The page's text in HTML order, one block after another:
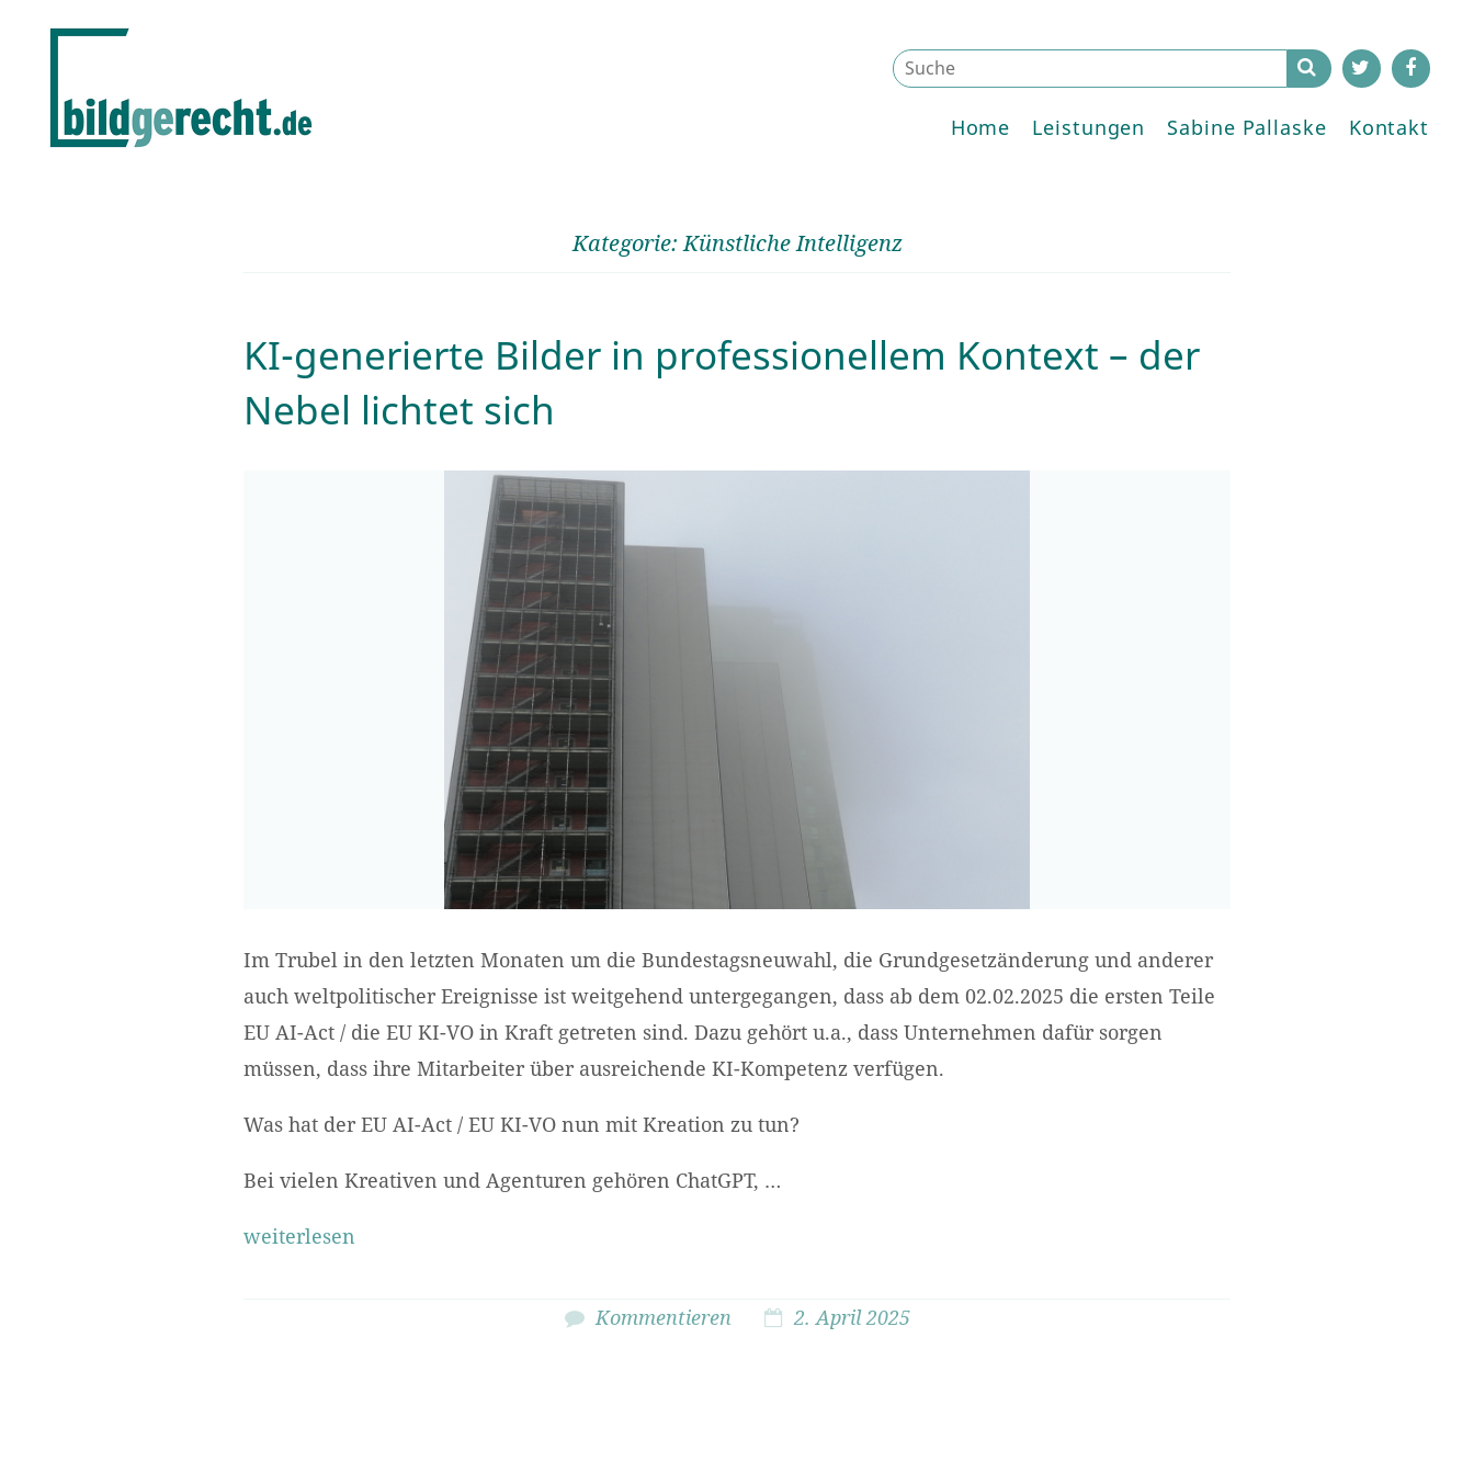
Home Leistungen Sabine Pallaske Kontakt
Kategorie: Künstliche Intelligenz
KI-generierte Bilder in professionellem Kontext – der
Nebel lichtet sich
Im Trubel in den letzten Monaten um die Bundestagsneuwahl, die Grundgesetzänderung und anderer
auch weltpolitischer Ereignisse ist weitgehend untergegangen, dass ab dem 02.02.2025 die ersten Teile
EU AI-Act / die EU KI-VO in Kraft getreten sind. Dazu gehört u.a., dass Unternehmen dafür sorgen
müssen, dass ihre Mitarbeiter über ausreichende KI-Kompetenz verfügen.
Was hat der EU AI-Act / EU KI-VO nun mit Kreation zu tun?
Bei vielen Kreativen und Agenturen gehören ChatGPT, …
weiterlesen
Kommentieren 2. April 2025